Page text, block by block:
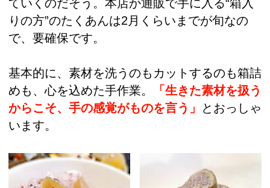
ていくのだそう。本店か通販で手に入る“箱入
りの方”のたくあんは2月くらいまでが旬なの
で、要確保です。
基本的に、素材を洗うのもカットするのも箱詰
めも、心を込めた手作業。
「生きた素材を扱う
からこそ、手の感覚がものを言う」
とおっしゃ
います。